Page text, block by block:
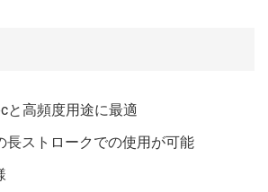
と高頻度用途に最適
長ストロークでの使用が可能